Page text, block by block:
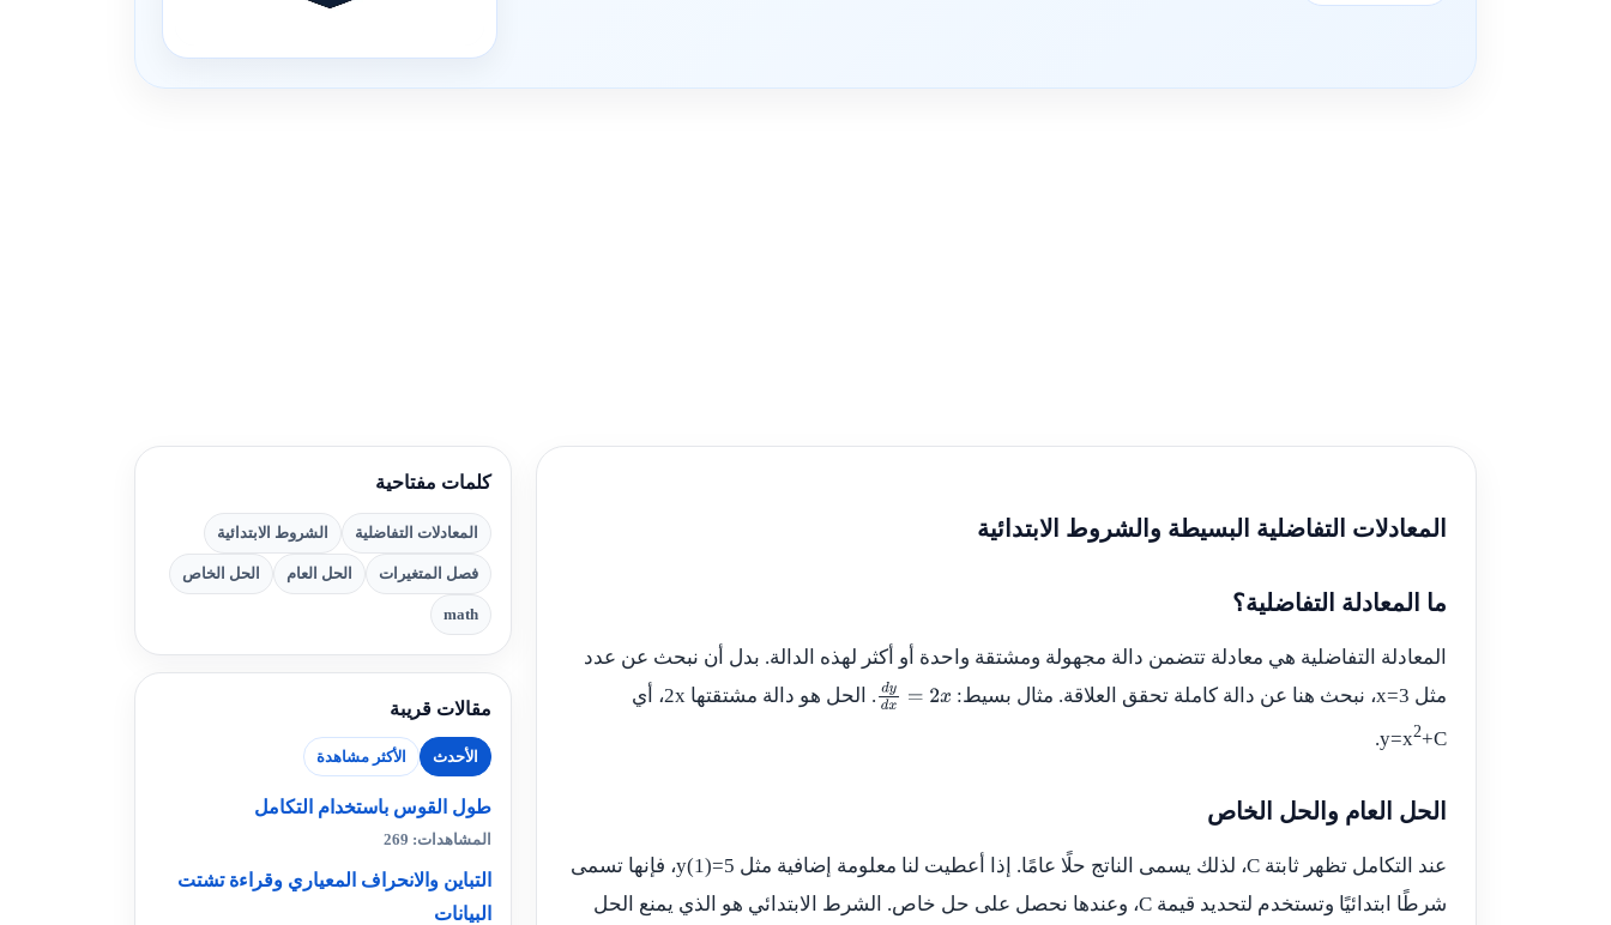
المعادلات التفاضلية البسيطة والشروط الابتدائية
ما المعادلة التفاضلية؟
المعادلة التفاضلية هي معادلة تتضمن دالة مجهولة ومشتقة واحدة أو أكثر لهذه الدالة. بدل أن نبحث عن عدد
مثل x=3، نبحث هنا عن دالة كاملة تحقق العلاقة. مثال بسيط: dyd x=2
. الحل هو دالة مشتقتها2x، أي
y=x2+C
.
الحل العام والحل الخاص
عند التكامل تظهر ثابتة C، لذلك يسمى الناتج حلًا عامًا. إذا أعطيت لنا معلومة إضافية مثل y(1)=5، فإنها تسمى
شرطًا ابتدائيًا وتستخدم لتحديد قيمة C، وعندها نحصل على حل خاص. الشرط الابتدائي هو الذي يمنع الحل
كلمات مفتاحية
المعادلات التفاضلية الشروط الابتدائية
فصل المتغيرات الحل العام الحل الخاص
math
مقالات قريبة
الأحدث الأكثر مشاهدة
طول القوس باستخدام التكامل
المشاهدات: 269
التباين والانحراف المعياري وقراءة تشتت
البيانات